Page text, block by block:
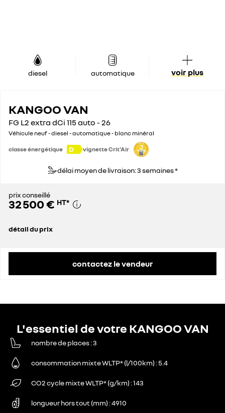
diesel automatique voir plus
KANGOO VAN
FG L2 extra dCi 115 auto - 26
Véhicule neuf - diesel - automatique - blanc minéral
classe énergétique D vignette Crit'Air
délai moyen de livraison: 3 semaines *
prix conseillé
32 500 € HT*
détail du prix
contactez le vendeur
L'essentiel de votre KANGOO VAN
nombre de places 3
consommation mixte WLTP* (l/100km) 5.4
CO2 cycle mixte WLTP* (g/km) 143
longueur hors tout (mm) 4910